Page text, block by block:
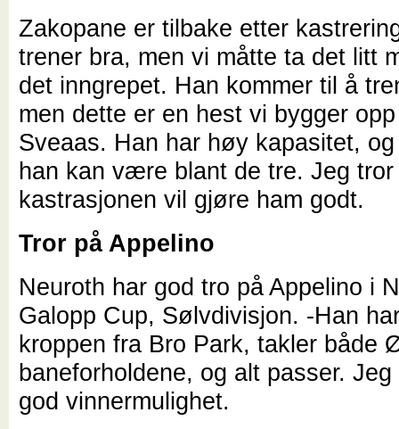
Zakopane er tilbake etter
trener bra, men vi måtte ta det litt
det inngrepet. Han kommer til å
men dette er en hest vi bygger
Sveaas. Han har høy kapasitet,
han kan være blant de tre. Jeg tror
kastrasjonen vil gjøre ham godt.
Tror på Appelino
Neuroth har god tro på Appelino i
Galopp Cup, Sølvdivisjon. -Han
kroppen fra Bro Park, takler både
baneforholdene, og alt passer.
god vinnermulighet.